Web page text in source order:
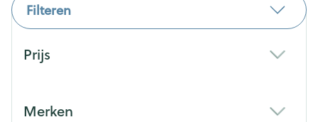
Filteren
Prijs
Merken